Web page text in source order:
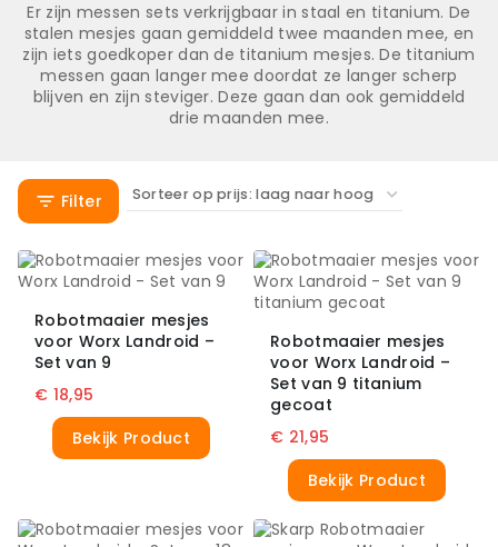
Er zijn messen sets verkrijgbaar in staal en titanium. De
stalen mesjes gaan gemiddeld twee maanden mee, en
zijn iets goedkoper dan de titanium mesjes. De titanium
messen gaan langer mee doordat ze langer scherp
blijven en zijn steviger. Deze gaan dan ook gemiddeld
drie maanden mee.
Filter
Robotmaaier mesjes
voor Worx Landroid –
Set van 9
€ 18,95
Bekijk Product
Robotmaaier mesjes
voor Worx Landroid –
Set van 9 titanium
gecoat
€ 21,95
Bekijk Product